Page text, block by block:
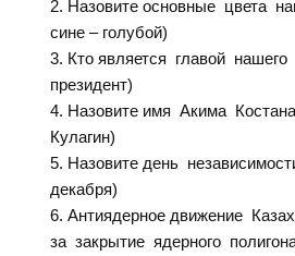
Назовите основные цвета
сине – голубой)
Кто является главой нашего
президент)
Назовите имя Акима
Кулагин)
Назовите день
декабря)
Антиядерное движение
за закрытие ядерного